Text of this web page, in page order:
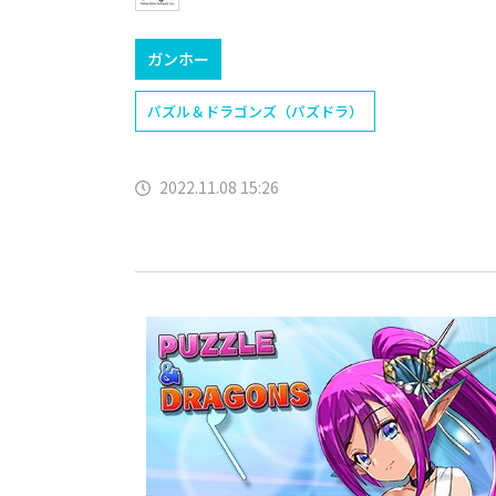
ガンホー
パズル＆ドラゴンズ（パズドラ）
2022.11.08 15:26